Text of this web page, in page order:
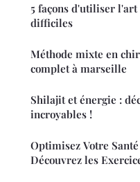
5 façons d'utiliser
difficiles
Méthode mixte en
complet à marseille
Shilajit et énergie :
incroyables !
Optimisez Votre
Découvrez les